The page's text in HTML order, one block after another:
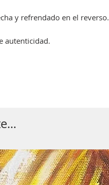
y refrendado en el reverso.
autenticidad.